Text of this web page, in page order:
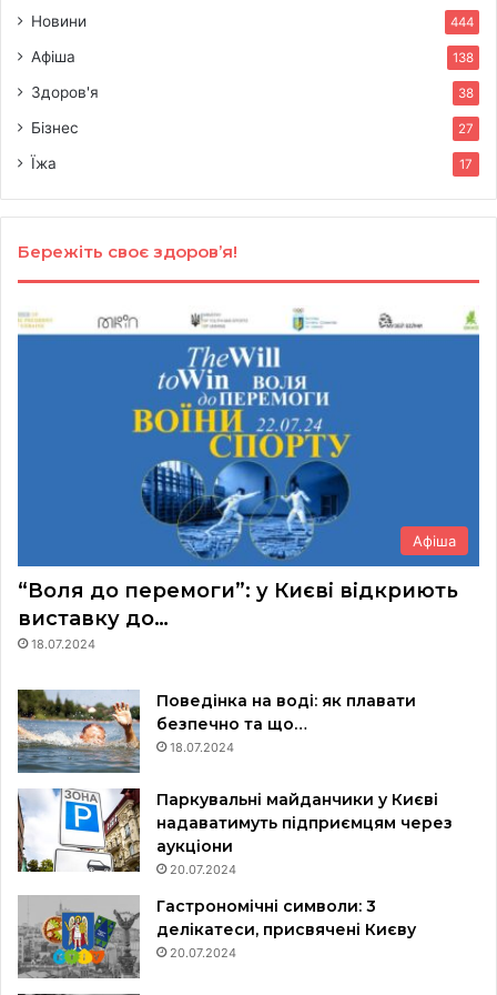
Новини 444
Афіша 138
Здоров'я 38
Бізнес 27
Їжа 17
Бережіть своє здоров’я!
Афіша
“Воля до перемоги”: у Києві відкриють
виставку до…
18.07.2024
Поведінка на воді: як плавати
безпечно та що…
18.07.2024
Паркувальні майданчики у Києві
надаватимуть підприємцям через
аукціони
20.07.2024
Гастрономічні символи: 3
делікатеси, присвячені Києву
20.07.2024